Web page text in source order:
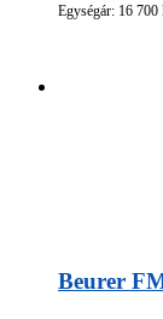
Egységár: 16 700
Beurer